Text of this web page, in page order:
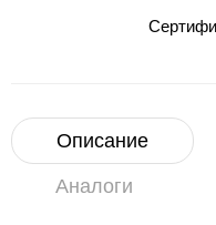
Описание
Аналоги